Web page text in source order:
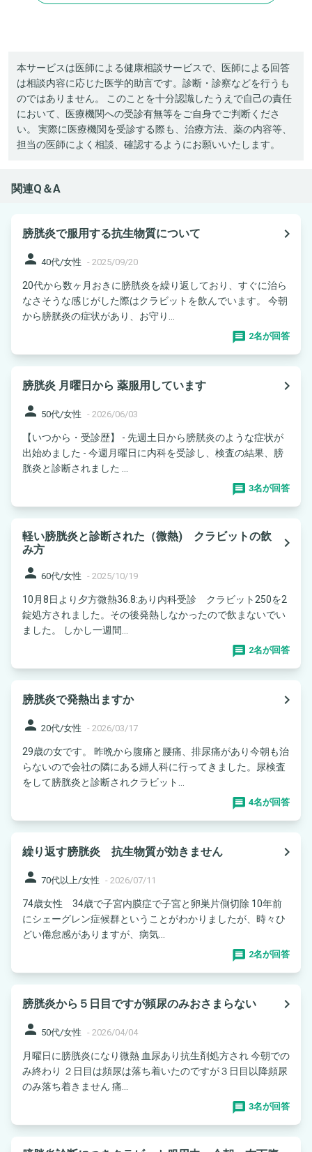
本サービスは医師による健康相談サービスで、医師による回答
は相談内容に応じた医学的助言です。診断・診察などを行うも
のではありません。 このことを十分認識したうえで自己の責任
において、医療機関への受診有無等をご自身でご判断くださ
い。 実際に医療機関を受診する際も、治療方法、薬の内容等、
担当の医師によく相談、確認するようにお願いいたします。
関連Q＆A
膀胱炎で服用する抗生物質について
navigate_next
person 40代/女性 - 2025/09/20
20代から数ヶ月おきに膀胱炎を繰り返しており、すぐに治ら
なさそうな感じがした際はクラビットを飲んでいます。 今朝
から膀胱炎の症状があり、お守り...
2名が回答
膀胱炎 月曜日から 薬服用しています
navigate_next
person 50代/女性 - 2026/06/03
【いつから・受診歴】 - 先週土日から膀胱炎のような症状が
出始めました - 今週月曜日に内科を受診し、検査の結果、膀
胱炎と診断されました ...
3名が回答
軽い膀胱炎と診断された（微熱) クラビットの飲
み方
navigate_next
person 60代/女性 - 2025/10/19
10月8日より夕方微熱36.8:あり内科受診 クラビット250を2
錠処方されました。その後発熱しなかったので飲まないでい
ました。 しかし一週間...
2名が回答
膀胱炎で発熱出ますか
navigate_next
person 20代/女性 - 2026/03/17
29歳の女です。 昨晩から腹痛と腰痛、排尿痛があり今朝も治
らないので会社の隣にある婦人科に行ってきました。尿検査
をして膀胱炎と診断されクラビット...
4名が回答
繰り返す膀胱炎 抗生物質が効きません
navigate_next
person 70代以上/女性 - 2026/07/11
74歳女性 34歳で子宮内膜症で子宮と卵巣片側切除 10年前
にシェーグレン症候群ということがわかりましたが、時々ひ
どい倦怠感がありますが、病気...
2名が回答
膀胱炎から５日目ですが頻尿のみおさまらない
navigate_next
person 50代/女性 - 2026/04/04
月曜日に膀胱炎になり微熱 血尿あり抗生剤処方され 今朝での
み終わり ２日目は頻尿は落ち着いたのですが３日目以降頻尿
のみ落ち着きません 痛...
3名が回答